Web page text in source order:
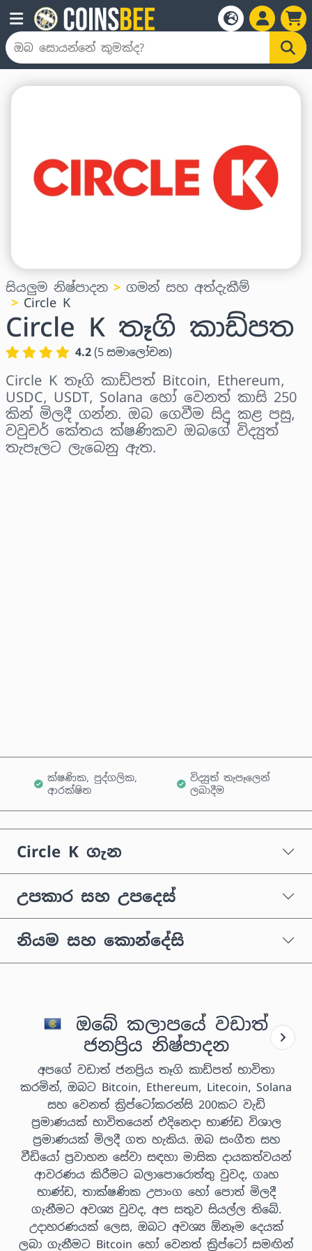
සියලුම නිෂ්පාදන
ගමන් සහ අත්දැකීම්
Circle K
Circle K තෑගි කාඩ්පත
4.2 (5සමාලෝචන)
Circle K තෑගි කාඩ්පත් Bitcoin, Ethereum,
USDC, USDT, Solana හෝ වෙනත් කාසි 250
කින් මිලදී ගන්න. ඔබ ගෙවීම සිදු කළ පසු,
වවුචර් කේතය ක්ෂණිකව ඔබගේ විද්‍යුත්
තැපෑලට ලැබෙනු ඇත.
ක්ෂණික, පුද්ගලික,
ආරක්ෂිත
විද්‍යුත් තැපෑලෙන්
ලබාදීම
Circle K ගැන
උපකාර සහ උපදෙස්
නියම සහ කොන්දේසි
ඔබේ කලාපයේ වඩාත්
ජනප්‍රිය නිෂ්පාදන
අපගේ වඩාත් ජනප්‍රිය තෑගි කාඩ්පත් භාවිතා
කරමින්, ඔබට Bitcoin, Ethereum, Litecoin, Solana
සහ වෙනත් ක්‍රිප්ටෝකරන්සි 200කට වැඩි
ප්‍රමාණයක් භාවිතයෙන් එදිනෙදා භාණ්ඩ විශාල
ප්‍රමාණයක් මිලදී ගත හැකිය. ඔබ සංගීත සහ
වීඩියෝ ප්‍රවාහන සේවා සඳහා මාසික දායකත්වයන්
ආවරණය කිරීමට බලාපොරොත්තු වුවද, ගෘහ
භාණ්ඩ, තාක්ෂණික උපාංග හෝ පොත් මිලදී
ගැනීමට අවශ්‍ය වුවද, අප සතුව සියල්ල තිබේ.
උදාහරණයක් ලෙස, ඔබට අවශ්‍ය ඕනෑම දෙයක්
ලබා ගැනීමට Bitcoin හෝ වෙනත් ක්‍රිප්ටෝ සමඟින්